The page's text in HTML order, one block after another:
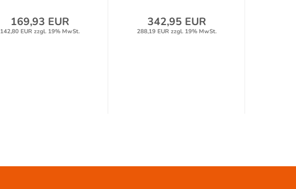
169,93 EUR
142,80 EUR zzgl. 19% MwSt.
342,95 EUR
288,19 EUR zzgl. 19% MwSt.